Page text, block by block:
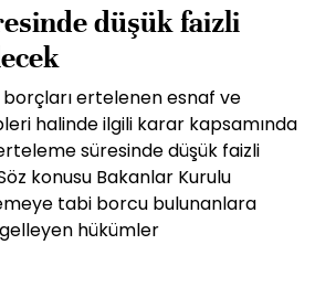
düşük faizli
ertelenen esnaf ve
halinde ilgili karar kapsamında
süresinde düşük faizli
konusu Bakanlar Kurulu
tabi borcu bulunanlara
hükümler